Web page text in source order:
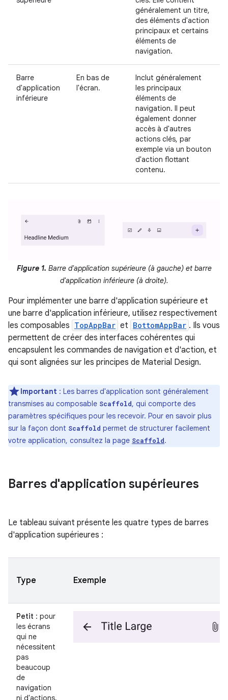
généralement un titre,
des éléments d'action
principaux et certains
éléments de
navigation.
Barre
d'application
inférieure
En bas de
l'écran.
Inclut généralement
les principaux
éléments de
navigation. Il peut
également donner
accès à d'autres
actions clés, par
exemple via un bouton
d'action flottant
contenu.
Figure 1. Barre d'application supérieure (à gauche) et barre
d'application inférieure (à droite).
Pour implémenter une barre d'application supérieure et
une barre d'application inférieure, utilisez respectivement
les composables TopAppBar et BottomAppBar . Ils vous
permettent de créer des interfaces cohérentes qui
encapsulent les commandes de navigation et d'action, et
qui sont alignées sur les principes de Material Design.
Important : Les barres d'application sont généralement
transmises au composable Scaffold, qui comporte des
paramètres spécifiques pour les recevoir. Pour en savoir plus
sur la façon dont Scaffold permet de structurer facilement
votre application, consultez la page Scaffold.
Barres d'application supérieures
Le tableau suivant présente les quatre types de barres
d'application supérieures :
Type Exemple
Petit : pour
les écrans
qui ne
nécessitent
pas
beaucoup
de
navigation
ni d'actions.